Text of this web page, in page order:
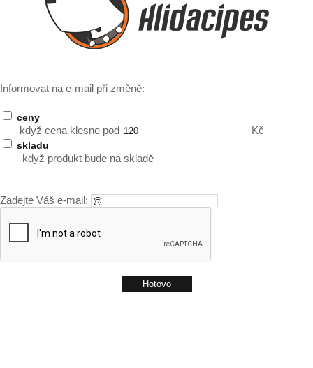
Informovat na e-mail při změně:
ceny
když cena klesne pod
Kč
skladu
když produkt bude na skladě
Zadejte Váš e-mail: